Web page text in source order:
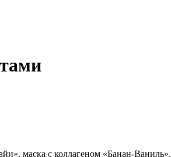
маска с коллагеном «Банан-Ваниль».